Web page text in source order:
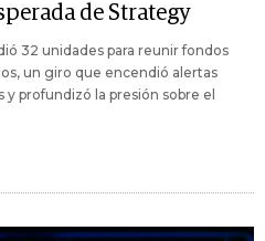
de Strategy
32 unidades para reunir fondos
un giro que encendió alertas
profundizó la presión sobre el